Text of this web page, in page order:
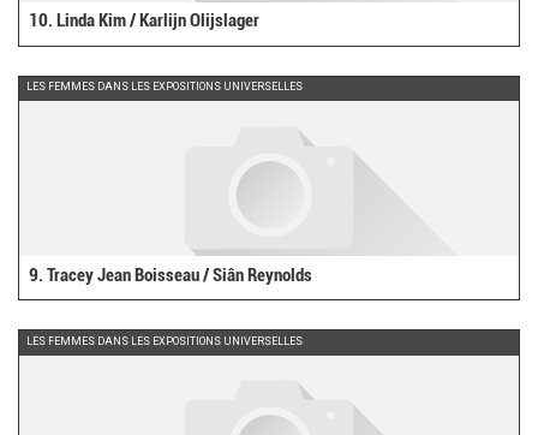
10. Linda Kim / Karlijn Olijslager
LES FEMMES DANS LES EXPOSITIONS UNIVERSELLES
9. Tracey Jean Boisseau / Siân Reynolds
LES FEMMES DANS LES EXPOSITIONS UNIVERSELLES